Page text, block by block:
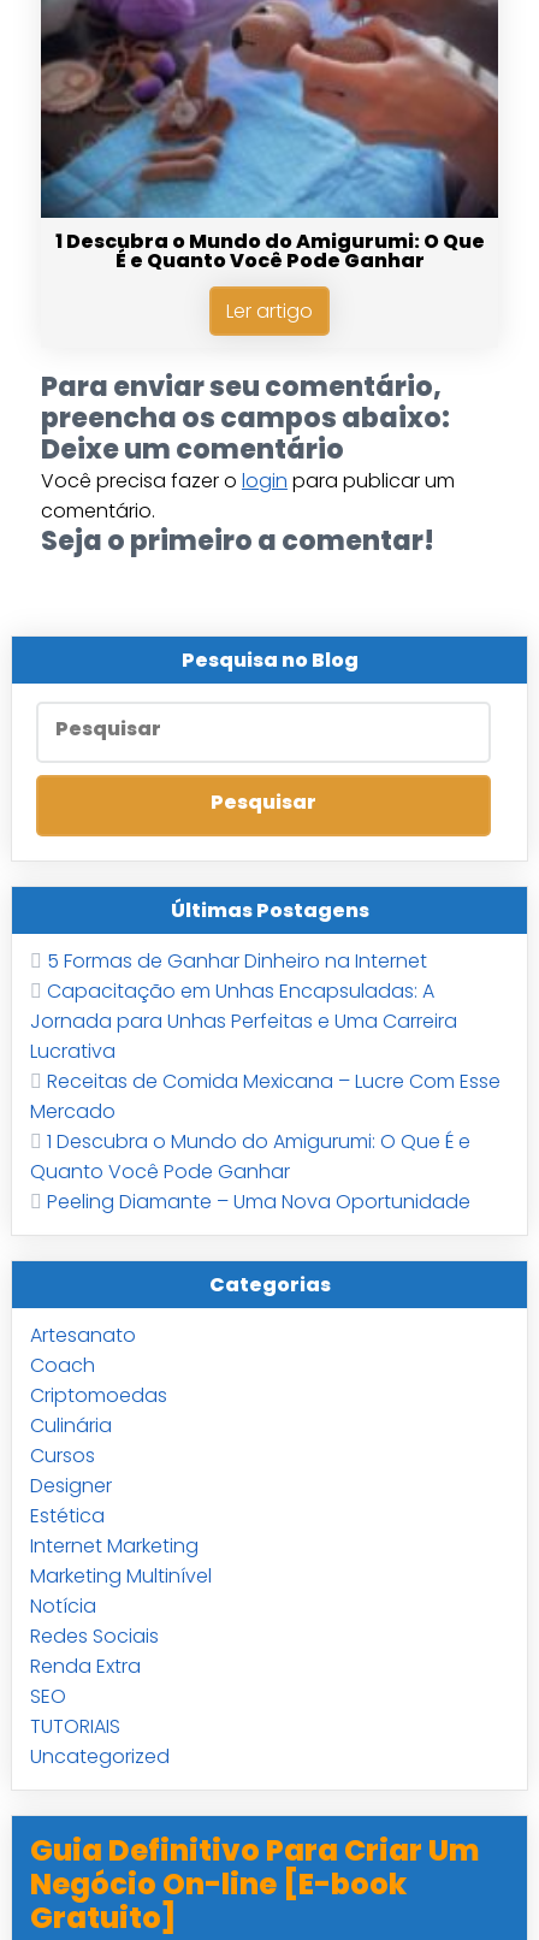
1 Descubra o Mundo do Amigurumi: O Que
É e Quanto Você Pode Ganhar
Ler artigo
Para enviar seu comentário,
preencha os campos abaixo:
Deixe um comentário
Você precisa fazer o login para publicar um
comentário.
Seja o primeiro a comentar!
Pesquisa no Blog
Últimas Postagens
5 Formas de Ganhar Dinheiro na Internet
Capacitação em Unhas Encapsuladas: A
Jornada para Unhas Perfeitas e Uma Carreira
Lucrativa
Receitas de Comida Mexicana – Lucre Com Esse
Mercado
1 Descubra o Mundo do Amigurumi: O Que É e
Quanto Você Pode Ganhar
Peeling Diamante – Uma Nova Oportunidade
Categorias
Artesanato
Coach
Criptomoedas
Culinária
Cursos
Designer
Estética
Internet Marketing
Marketing Multinível
Notícia
Redes Sociais
Renda Extra
SEO
TUTORIAIS
Uncategorized
Guia Definitivo Para Criar Um
Negócio On-line [E-book
Gratuito]